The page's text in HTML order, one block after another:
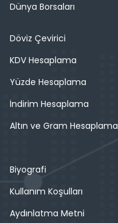
Dünya Borsaları
Döviz Çevirici
KDV Hesaplama
Yüzde Hesaplama
İndirim Hesaplama
Altın ve Gram Hesaplama
Biyografi
Kullanım Koşulları
Aydınlatma Metni